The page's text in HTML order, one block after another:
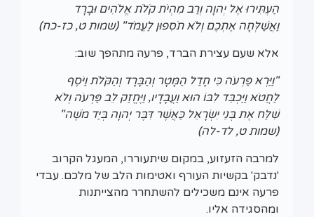
הַעְתִּירוּ אֶל יְהוָה וְרַב מִהְיֹת קֹלֹת אֱלֹהִים וּבָרָד
וַאֲשַׁלְּחָה אֶתְכֶם וְלֹא תֹסִפוּן לַעֲמֹד" (שמות ט, כז-כח)
אלא שעם עצירת הברד, פרעה מתהפך שוב:
"וַיַּרְא פַּרְעֹה כִּי חָדַל הַמָּטָר וְהַבָּרָד וְהַקֹּלֹת וַיֹּסֶף
לַחֲטֹא וַיַּכְבֵּד לִבּוֹ הוּא וַעֲבָדָיו, וַיֶּחֱזַק לֵב פַּרְעֹה וְלֹא
שִׁלַּח אֶת בְּנֵי יִשְׂרָאֵל כַּאֲשֶׁר דִּבֶּר יְהוָה בְּיַד מֹשֶׁה"
(שמות ט, לד-לה)
למרבה הזעזוע, במקום שיתעוררו, המעגל הקרוב
'נדבק' בקשיות העורף ואטימות הלב של מלכם. עבדי
פרעה אינם משכילים להשתחרר מהצייתנות
ומהסגידה אליו.